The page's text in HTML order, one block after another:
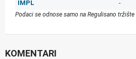
IMPL
-
Podaci se odnose samo na Regulisano tržište
KOMENTARI